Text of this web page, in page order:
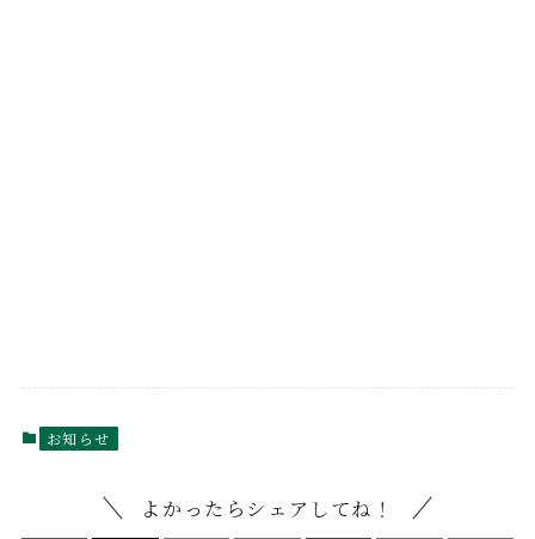
お知らせ
よかったらシェアしてね！